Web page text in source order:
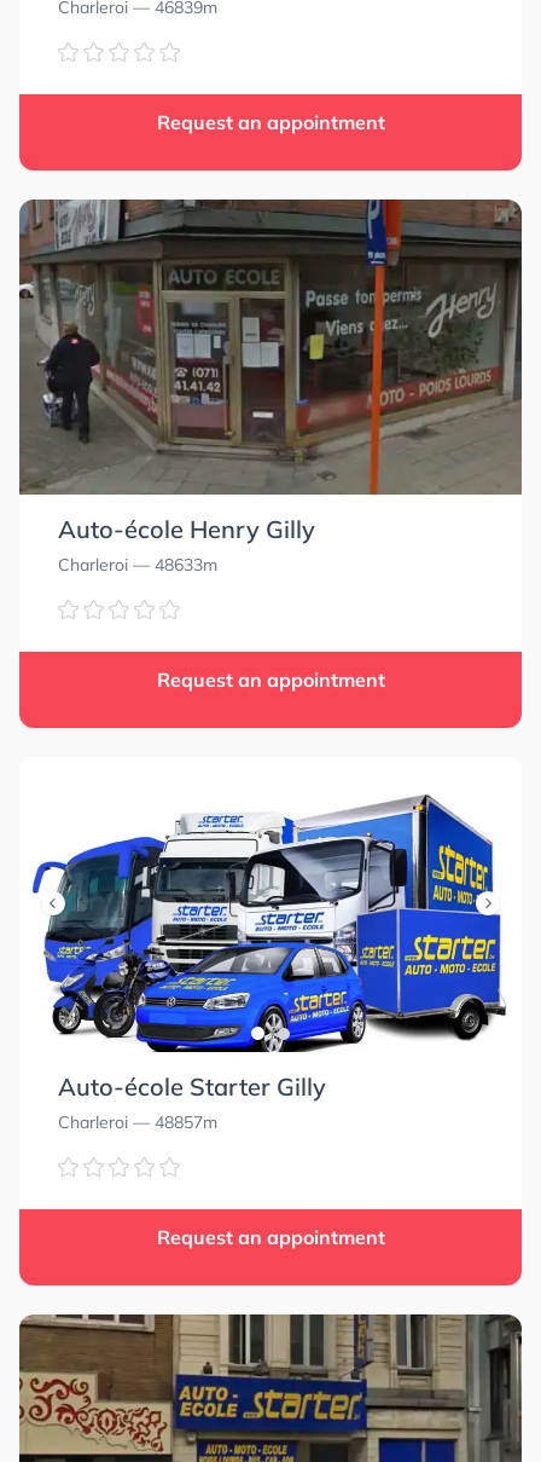
Charleroi — 46839m
Request an appointment
Auto-école Henry Gilly
Charleroi — 48633m
Request an appointment
Auto-école Starter Gilly
Charleroi — 48857m
Request an appointment